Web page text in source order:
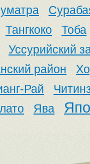
Тангкоко
Тоба
Уссурийский
район
Рай
Ява